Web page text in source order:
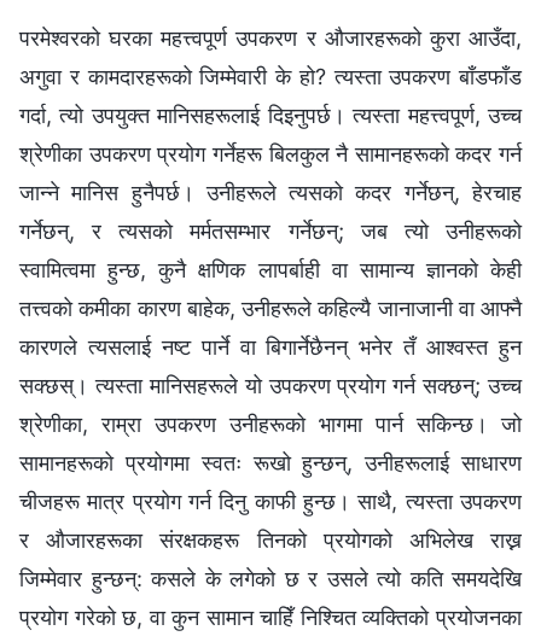
परमेश्‍वरको घरका महत्त्वपूर्ण उपकरण र औजारहरूको कुरा आउँदा,
अगुवा र कामदारहरूको जिम्मेवारी के हो? त्यस्ता उपकरण बाँडफाँड
गर्दा, त्यो उपयुक्त मानिसहरूलाई दिइनुपर्छ। त्यस्ता महत्त्वपूर्ण, उच्च
श्रेणीका उपकरण प्रयोग गर्नेहरू बिलकुल नै सामानहरूको कदर गर्न
जान्‍ने मानिस हुनैपर्छ। उनीहरूले त्यसको कदर गर्नेछन्, हेरचाह
गर्नेछन्, र त्यसको मर्मतसम्भार गर्नेछन्; जब त्यो उनीहरूको
स्वामित्वमा हुन्छ, कुनै क्षणिक लापर्बाही वा सामान्य ज्ञानको केही
तत्त्वको कमीका कारण बाहेक, उनीहरूले कहिल्यै जानाजानी वा आफ्नै
कारणले त्यसलाई नष्ट पार्ने वा बिगार्नेछैनन् भनेर तँ आश्‍वस्त हुन
सक्छस्। त्यस्ता मानिसहरूले यो उपकरण प्रयोग गर्न सक्छन्; उच्च
श्रेणीका, राम्रा उपकरण उनीहरूको भागमा पार्न सकिन्छ। जो
सामानहरूको प्रयोगमा स्वतः रूखो हुन्छन्, उनीहरूलाई साधारण
चीजहरू मात्र प्रयोग गर्न दिनु काफी हुन्छ। साथै, त्यस्ता उपकरण
र औजारहरूका संरक्षकहरू तिनको प्रयोगको अभिलेख राख्न
जिम्मेवार हुन्छन्: कसले के लगेको छ र उसले त्यो कति समयदेखि
प्रयोग गरेको छ, वा कुन सामान चाहिँ निश्चित व्यक्तिको प्रयोजनका